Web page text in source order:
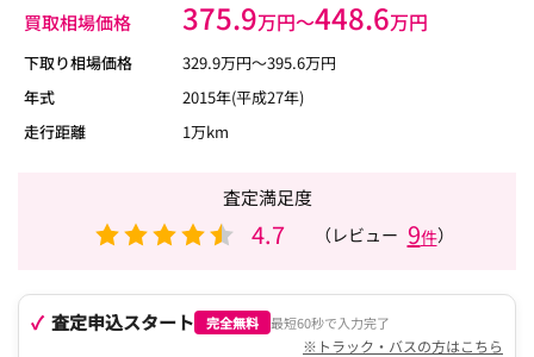
買取相場価格 375.9万円〜448.6万円
下取り相場価格 329.9万円〜395.6万円
年式
2015年(平成27年)
走行距離
1万km
査定満足度
4.7 （レビュー 9件）
査定申込スタート 完全無料 最短60秒で入力完了
※トラック・バスの方はこちら